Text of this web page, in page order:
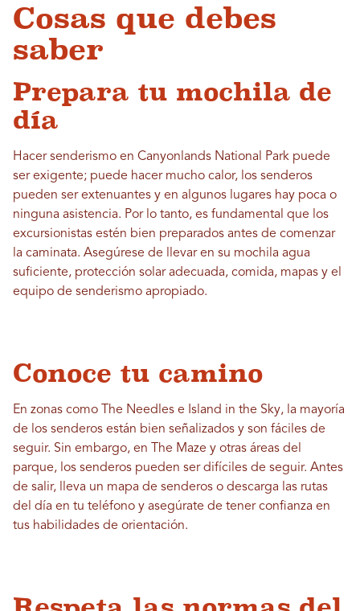
Cosas que debes
saber
Prepara tu mochila de
día
Hacer senderismo en Canyonlands National Park puede
ser exigente; puede hacer mucho calor, los senderos
pueden ser extenuantes y en algunos lugares hay poca o
ninguna asistencia. Por lo tanto, es fundamental que los
excursionistas estén bien preparados antes de comenzar
la caminata. Asegúrese de llevar en su mochila agua
suficiente, protección solar adecuada, comida, mapas y el
equipo de senderismo apropiado.
Conoce tu camino
En zonas como The Needles e Island in the Sky, la mayoría
de los senderos están bien señalizados y son fáciles de
seguir. Sin embargo, en The Maze y otras áreas del
parque, los senderos pueden ser difíciles de seguir. Antes
de salir, lleva un mapa de senderos o descarga las rutas
del día en tu teléfono y asegúrate de tener confianza en
tus habilidades de orientación.